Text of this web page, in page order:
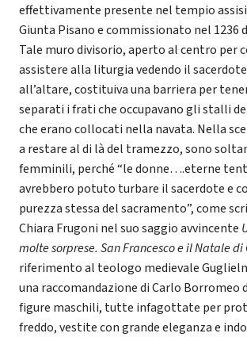
effettivamente presente nel tempio
Giunta Pisano e commissionato nel 1236
Tale muro divisorio, aperto al centro per
assistere alla liturgia vedendo il
all’altare, costituiva una barriera per
separati i frati che occupavano gli stalli
che erano collocati nella navata. Nella
a restare al di là del tramezzo, sono
femminili, perché “le donne….eterne
avrebbero potuto turbare il sacerdote e
purezza stessa del sacramento”, come
Chiara Frugoni nel suo saggio avvincente
molte sorprese. San Francesco e il Natale di
riferimento al teologo medievale
una raccomandazione di Carlo Borromeo
figure maschili, tutte infagottate per
freddo, vestite con grande eleganza e